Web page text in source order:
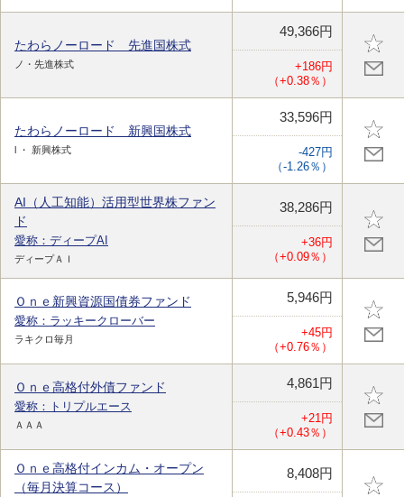
たわらノーロード 先進国株式
ノ・先進株式
49,366円
+186円
（+0.38％）
たわらノーロード 新興国株式
l ・ 新興株式
33,596円
-427円
（-1.26％）
AI（人工知能）活用型世界株ファン
ド
愛称：ディープAI
ディープＡＩ
38,286円
+36円
（+0.09％）
Ｏｎｅ新興資源国債券ファンド
愛称：ラッキークローバー
ラキクロ毎月
5,946円
+45円
（+0.76％）
Ｏｎｅ高格付外債ファンド
愛称：トリプルエース
ＡＡＡ
4,861円
+21円
（+0.43％）
Ｏｎｅ高格付インカム・オープン
（毎月決算コース）
8,408円